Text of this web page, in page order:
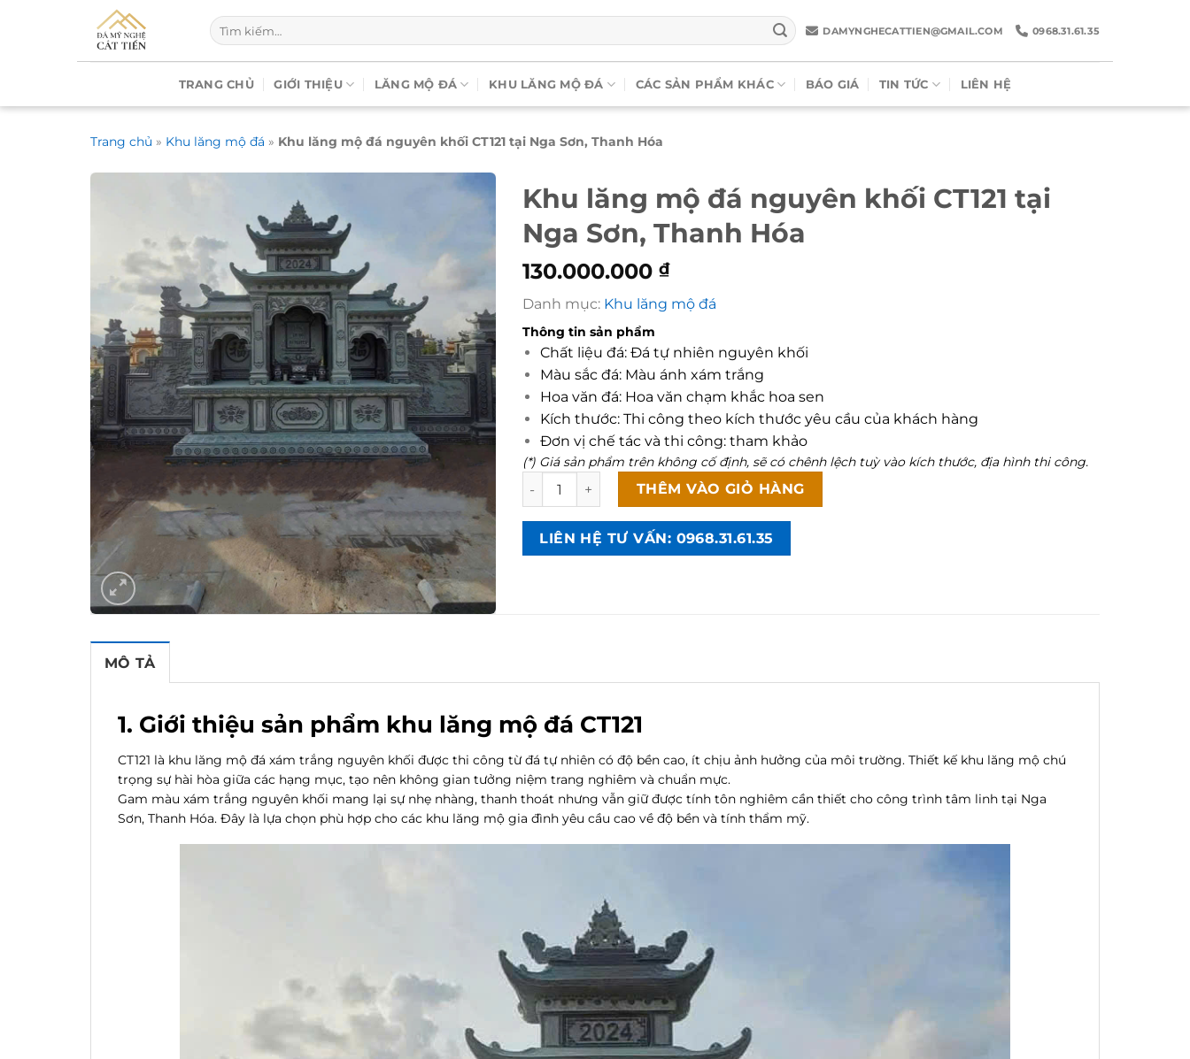
Tìm
kiếm:
DAMYNGHECATTIEN@GMAIL.COM 0968.31.61.35
TRANG CHỦ GIỚI THIỆU LĂNG MỘ ĐÁ KHU LĂNG MỘ ĐÁ CÁC SẢN PHẨM KHÁC BÁO GIÁ TIN TỨC LIÊN HỆ
Trang chủ » Khu lăng mộ đá » Khu lăng mộ đá nguyên khối CT121 tại Nga Sơn, Thanh Hóa
Khu lăng mộ đá nguyên khối CT121 tại
Nga Sơn, Thanh Hóa
130.000.000 ₫
Danh mục: Khu lăng mộ đá
Thông tin sản phẩm
Chất liệu đá: Đá tự nhiên nguyên khối
Màu sắc đá: Màu ánh xám trắng
Hoa văn đá: Hoa văn chạm khắc hoa sen
Kích thước: Thi công theo kích thước yêu cầu của khách hàng
Đơn vị chế tác và thi công: tham khảo
(*) Giá sản phẩm trên không cố định, sẽ có chênh lệch tuỳ vào kích thước, địa hình thi công.
Khu lăng mộ đá nguyên khối CT121 tại Nga Sơn, Thanh Hóa số lượng
THÊM VÀO GIỎ HÀNG
LIÊN HỆ TƯ VẤN: 0968.31.61.35
MÔ TẢ
1. Giới thiệu sản phẩm khu lăng mộ đá CT121
CT121 là khu lăng mộ đá xám trắng nguyên khối được thi công từ đá tự nhiên có độ bền cao, ít chịu ảnh hưởng của môi trường. Thiết kế khu lăng mộ chú
trọng sự hài hòa giữa các hạng mục, tạo nên không gian tưởng niệm trang nghiêm và chuẩn mực.
Gam màu xám trắng nguyên khối mang lại sự nhẹ nhàng, thanh thoát nhưng vẫn giữ được tính tôn nghiêm cần thiết cho công trình tâm linh tại Nga
Sơn, Thanh Hóa. Đây là lựa chọn phù hợp cho các khu lăng mộ gia đình yêu cầu cao về độ bền và tính thẩm mỹ.